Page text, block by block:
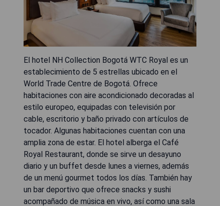
El hotel NH Collection Bogotá WTC Royal es un
establecimiento de 5 estrellas ubicado en el
World Trade Centre de Bogotá. Ofrece
habitaciones con aire acondicionado decoradas al
estilo europeo, equipadas con televisión por
cable, escritorio y baño privado con artículos de
tocador. Algunas habitaciones cuentan con una
amplia zona de estar. El hotel alberga el Café
Royal Restaurant, donde se sirve un desayuno
diario y un buffet desde lunes a viernes, además
de un menú gourmet todos los días. También hay
un bar deportivo que ofrece snacks y sushi
acompañado de música en vivo, así como una sala